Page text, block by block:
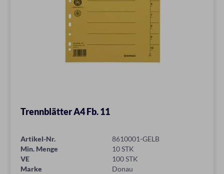
Trennblätter A4 Fb. 11
Artikel-Nr.
8610001-GELB
Min. Menge
10 STK
VE
100 STK
Marke
Donau